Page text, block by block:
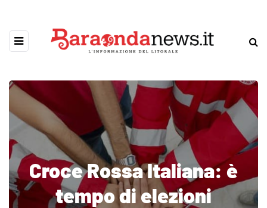
Croce Rossa Italiana: è
tempo di elezioni